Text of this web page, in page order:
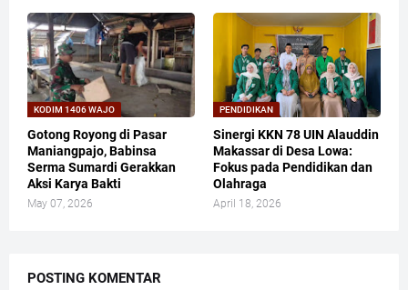
KODIM 1406 WAJO
Gotong Royong di Pasar
Maniangpajo, Babinsa
Serma Sumardi Gerakkan
Aksi Karya Bakti
May 07, 2026
PENDIDIKAN
Sinergi KKN 78 UIN Alauddin
Makassar di Desa Lowa:
Fokus pada Pendidikan dan
Olahraga
April 18, 2026
POSTING KOMENTAR